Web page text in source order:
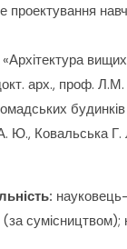
проектування
арх., проф.
Ю., Ковальська Г.
(за